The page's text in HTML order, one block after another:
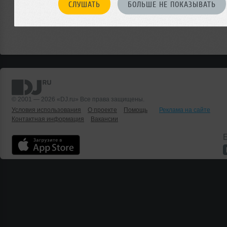
СЛУШАТЬ БОЛЬШЕ НЕ ПОКАЗЫВАТЬ
© 2001 — 2026 «DJ.ru» Все права защищены.
Условия использования
О проекте Помощь
Реклама на сайте
Контактная информация
Вакансии